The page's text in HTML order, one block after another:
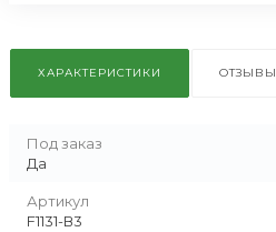
ХАРАКТЕРИСТИКИ ОТЗЫВЫ
Под заказ
Да
Артикул
F1131-В3